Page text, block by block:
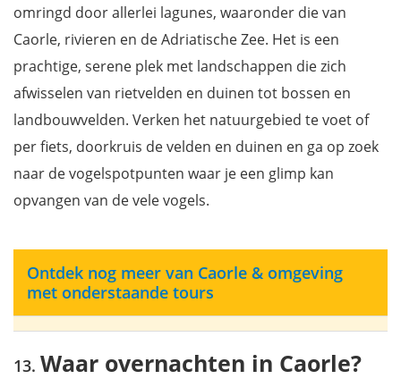
omringd door allerlei lagunes, waaronder die van
Caorle, rivieren en de Adriatische Zee. Het is een
prachtige, serene plek met landschappen die zich
afwisselen van rietvelden en duinen tot bossen en
landbouwvelden. Verken het natuurgebied te voet of
per fiets, doorkruis de velden en duinen en ga op zoek
naar de vogelspotpunten waar je een glimp kan
opvangen van de vele vogels.
Ontdek nog meer van Caorle & omgeving
met onderstaande tours
Waar overnachten in Caorle?